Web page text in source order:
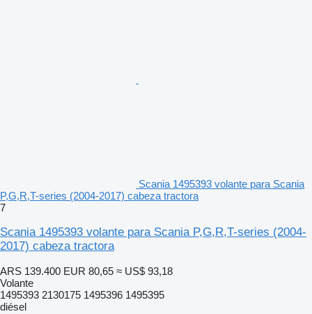
Scania 1495393 volante para Scania
P,G,R,T-series (2004-2017) cabeza tractora
7
Scania 1495393 volante para Scania P,G,R,T-series (2004-
2017) cabeza tractora
ARS 139.400 EUR 80,65 ≈ US$ 93,18
Volante
1495393 2130175 1495396 1495395
diésel